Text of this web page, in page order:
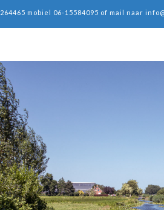
mobiel 06-15584095 of mail naar